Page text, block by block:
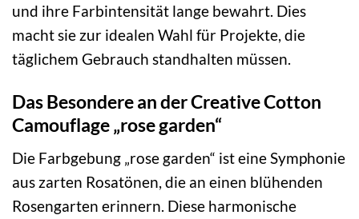
und ihre Farbintensität lange bewahrt. Dies
macht sie zur idealen Wahl für Projekte, die
täglichem Gebrauch standhalten müssen.
Das Besondere an der Creative Cotton
Camouflage „rose garden“
Die Farbgebung „rose garden“ ist eine Symphonie
aus zarten Rosatönen, die an einen blühenden
Rosengarten erinnern. Diese harmonische